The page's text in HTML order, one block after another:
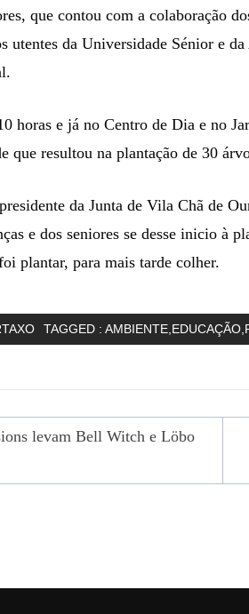
que contou com a colaboração
utentes da Universidade Sénior e
horas e já no Centro de Dia e no
que resultou na plantação de 30
da Junta de Vila Chã de
e dos seniores se desse inicio à
plantar, para mais tarde colher.
TAGGED :AMBIENTE EDUCAÇÃO
levam Bell Witch e Löbo